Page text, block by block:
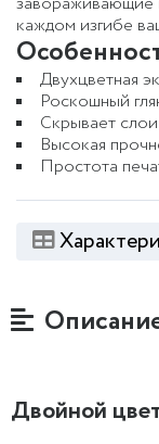
каждом изгибе
Двухцветная
Роскошный
Скрывает
Высокая
Простота
Двойной